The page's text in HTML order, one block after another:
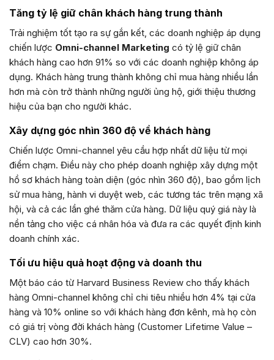
Tăng tỷ lệ giữ chân khách hàng trung thành
Trải nghiệm tốt tạo ra sự gắn kết, các doanh nghiệp áp dụng
chiến lược Omni-channel Marketing có tỷ lệ giữ chân
khách hàng cao hơn 91% so với các doanh nghiệp không áp
dụng. Khách hàng trung thành không chỉ mua hàng nhiều lần
hơn mà còn trở thành những người ủng hộ, giới thiệu thương
hiệu của bạn cho người khác.
Xây dựng góc nhìn 360 độ về khách hàng
Chiến lược Omni-channel yêu cầu hợp nhất dữ liệu từ mọi
điểm chạm. Điều này cho phép doanh nghiệp xây dựng một
hồ sơ khách hàng toàn diện (góc nhìn 360 độ), bao gồm lịch
sử mua hàng, hành vi duyệt web, các tương tác trên mạng xã
hội, và cả các lần ghé thăm cửa hàng. Dữ liệu quý giá này là
nền tảng cho việc cá nhân hóa và đưa ra các quyết định kinh
doanh chính xác.
Tối ưu hiệu quả hoạt động và doanh thu
Một báo cáo từ Harvard Business Review cho thấy khách
hàng Omni-channel không chỉ chi tiêu nhiều hơn 4% tại cửa
hàng và 10% online so với khách hàng đơn kênh, mà họ còn
có giá trị vòng đời khách hàng (Customer Lifetime Value –
CLV) cao hơn 30%.